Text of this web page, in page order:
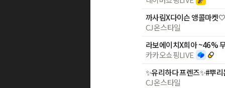
CJ온스타일
라보에이치X희아 ~46%
카카오쇼핑LIVE
CJ온스타일